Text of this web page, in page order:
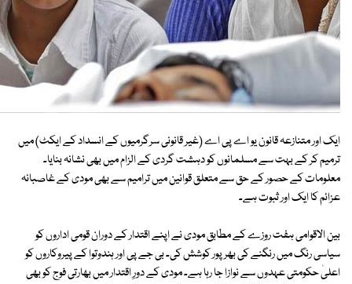
ایک اور متنازعہ قانون یو اے پی اے (غیر قانونی سرگرمیوں کے انسداد کے ایکٹ) میں
ترمیم کر کے بہت سے مسلمانوں کو دہشت گردی کے الزام میں بھی نشانہ بنایا۔
معلومات کے حصور کے حق سے متعلق قوانین میں ترامیم سے بھی مودی کے غاصبانہ
عزائم کا ایک اور ثبوت ہے۔
بین الاقوامی ہفت روزے کے مطابق مودی نے اپنے اقتدار کے دوران قومی اداروں کو
سیاسی رنگ میں رنگنے کی بھرپور کوشش کی۔ بی جے پی اور ہندوتوا کے پیروکاروں کو
اعلیٰ حکومتی عہدوں سے نوازا جا رہا ہے۔ مودی کے دورِ اقتدار میں بھارتی فوج کو بھی